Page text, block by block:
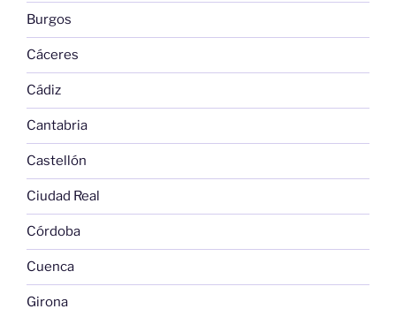
Burgos
Cáceres
Cádiz
Cantabria
Castellón
Ciudad Real
Córdoba
Cuenca
Girona